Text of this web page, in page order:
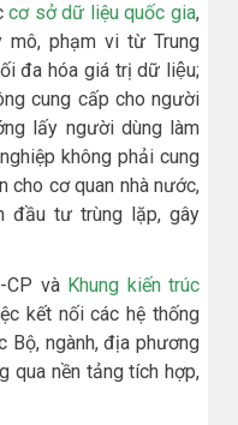
cơ sở dữ liệu quốc gia,
mô, phạm vi từ Trung
đa hóa giá trị dữ liệu;
cung cấp cho người
lấy người dùng làm
không phải cung
cho cơ quan nhà nước,
đầu tư trùng lặp, gây
và Khung kiến trúc
kết nối các hệ thống
Bộ, ngành, địa phương
qua nền tảng tích hợp,